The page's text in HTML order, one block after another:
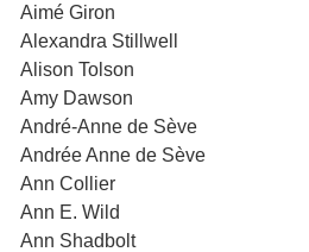
Aimé Giron
Alexandra Stillwell
Alison Tolson
Amy Dawson
André-Anne de Sève
Andrée Anne de Sève
Ann Collier
Ann E. Wild
Ann Shadbolt